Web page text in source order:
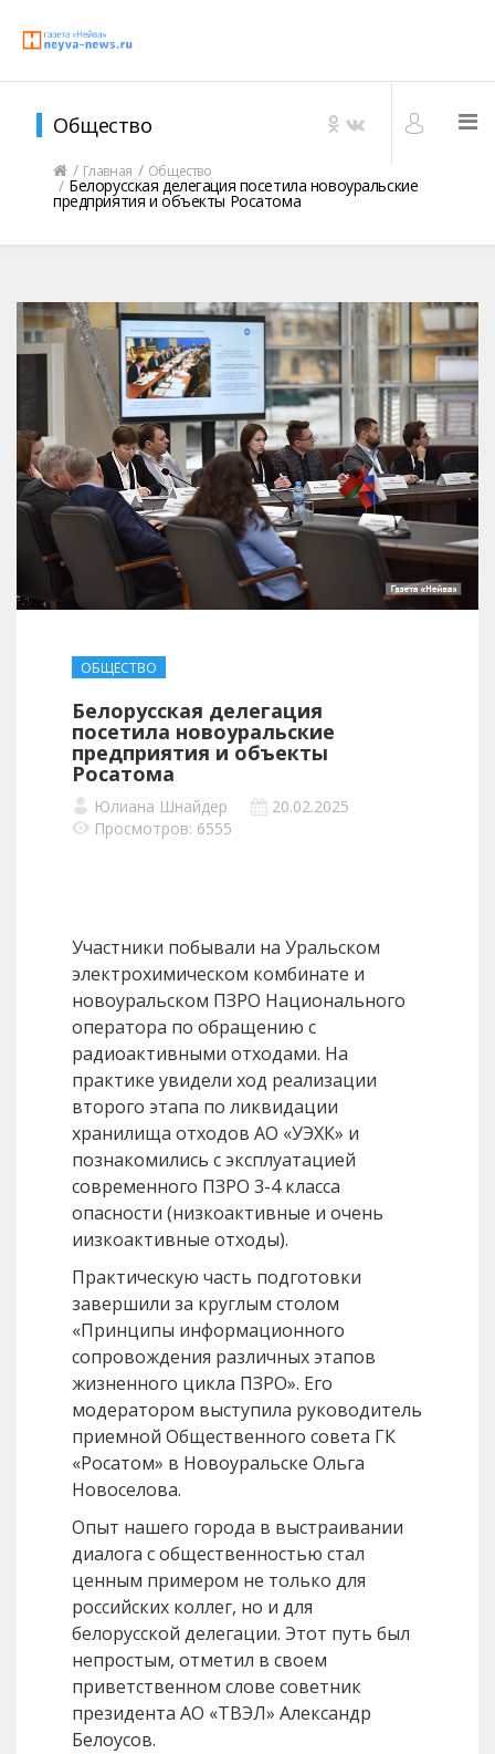
Общество
Главная Общество
Белорусская делегация посетила новоуральские
предприятия и объекты Росатома
ОБЩЕСТВО
Белорусская делегация
посетила новоуральские
предприятия и объекты
Росатома
Юлиана Шнайдер
20.02.2025
Просмотров: 6555
Участники побывали на Уральском
электрохимическом комбинате и
новоуральском ПЗРО Национального
оператора по обращению с
радиоактивными отходами. На
практике увидели ход реализации
второго этапа по ликвидации
хранилища отходов АО «УЭХК» и
познакомились с эксплуатацией
современного ПЗРО 3-4 класса
опасности (низкоактивные и очень
иизкоактивные отходы).
Практическую часть подготовки
завершили за круглым столом
«Принципы информационного
сопровождения различных этапов
жизненного цикла ПЗРО». Его
модератором выступила руководитель
приемной Общественного совета ГК
«Росатом» в Новоуральске Ольга
Новоселова.
Опыт нашего города в выстраивании
диалога с общественностью стал
ценным примером не только для
российских коллег, но и для
белорусской делегации. Этот путь был
непростым, отметил в своем
приветственном слове советник
президента АО «ТВЭЛ» Александр
Белоусов.